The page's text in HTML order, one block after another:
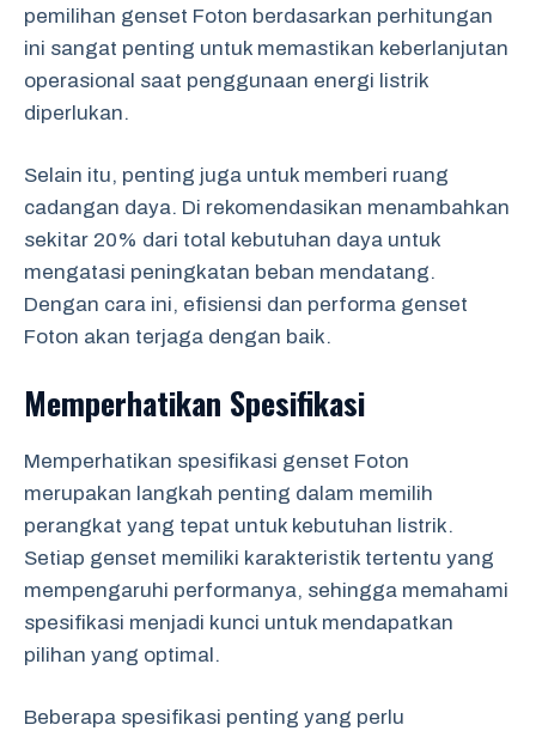
pemilihan genset Foton berdasarkan perhitungan
ini sangat penting untuk memastikan keberlanjutan
operasional saat penggunaan energi listrik
diperlukan.
Selain itu, penting juga untuk memberi ruang
cadangan daya. Di rekomendasikan menambahkan
sekitar 20% dari total kebutuhan daya untuk
mengatasi peningkatan beban mendatang.
Dengan cara ini, efisiensi dan performa genset
Foton akan terjaga dengan baik.
Memperhatikan Spesifikasi
Memperhatikan spesifikasi genset Foton
merupakan langkah penting dalam memilih
perangkat yang tepat untuk kebutuhan listrik.
Setiap genset memiliki karakteristik tertentu yang
mempengaruhi performanya, sehingga memahami
spesifikasi menjadi kunci untuk mendapatkan
pilihan yang optimal.
Beberapa spesifikasi penting yang perlu